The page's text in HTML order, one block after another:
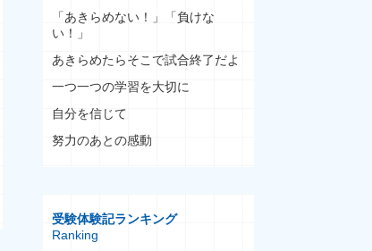
「あきらめない！」「負けな
い！」
あきらめたらそこで試合終了だよ
一つ一つの学習を大切に
自分を信じて
努力のあとの感動
受験体験記ランキング
Ranking